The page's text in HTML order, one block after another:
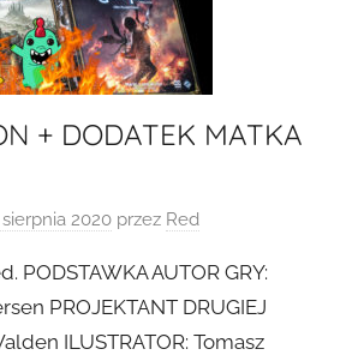
+ DODATEK MATKA
2020 przez Red
PODSTAWKA AUTOR GRY:
PROJEKTANT DRUGIEJ
ILUSTRATOR: Tomasz